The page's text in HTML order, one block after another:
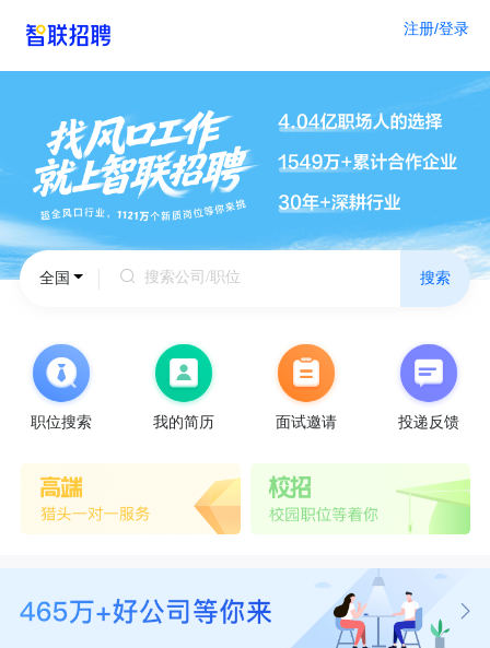
注册/登录
北
京
重
广
苏
全国 搜索
职位搜索 我的简历 面试邀请 投递反馈